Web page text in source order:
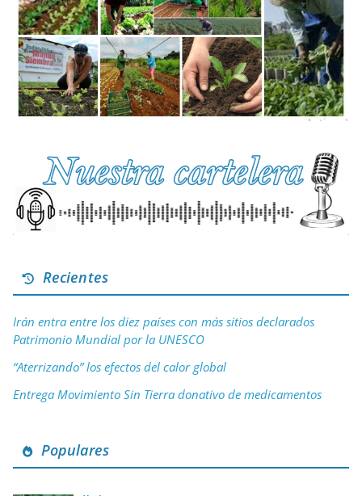
Recientes
Irán entra entre los diez países con más sitios declarados
Patrimonio Mundial por la UNESCO
“Aterrizando” los efectos del calor global
Entrega Movimiento Sin Tierra donativo de medicamentos
Populares